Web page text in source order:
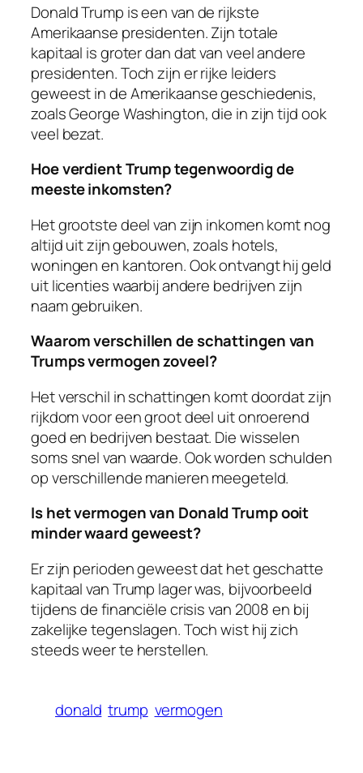
Donald Trump is een van de rijkste
Amerikaanse presidenten. Zijn totale
kapitaal is groter dan dat van veel andere
presidenten. Toch zijn er rijke leiders
geweest in de Amerikaanse geschiedenis,
zoals George Washington, die in zijn tijd ook
veel bezat.
Hoe verdient Trump tegenwoordig de
meeste inkomsten?
Het grootste deel van zijn inkomen komt nog
altijd uit zijn gebouwen, zoals hotels,
woningen en kantoren. Ook ontvangt hij geld
uit licenties waarbij andere bedrijven zijn
naam gebruiken.
Waarom verschillen de schattingen van
Trumps vermogen zoveel?
Het verschil in schattingen komt doordat zijn
rijkdom voor een groot deel uit onroerend
goed en bedrijven bestaat. Die wisselen
soms snel van waarde. Ook worden schulden
op verschillende manieren meegeteld.
Is het vermogen van Donald Trump ooit
minder waard geweest?
Er zijn perioden geweest dat het geschatte
kapitaal van Trump lager was, bijvoorbeeld
tijdens de financiële crisis van 2008 en bij
zakelijke tegenslagen. Toch wist hij zich
steeds weer te herstellen.
donald trump vermogen